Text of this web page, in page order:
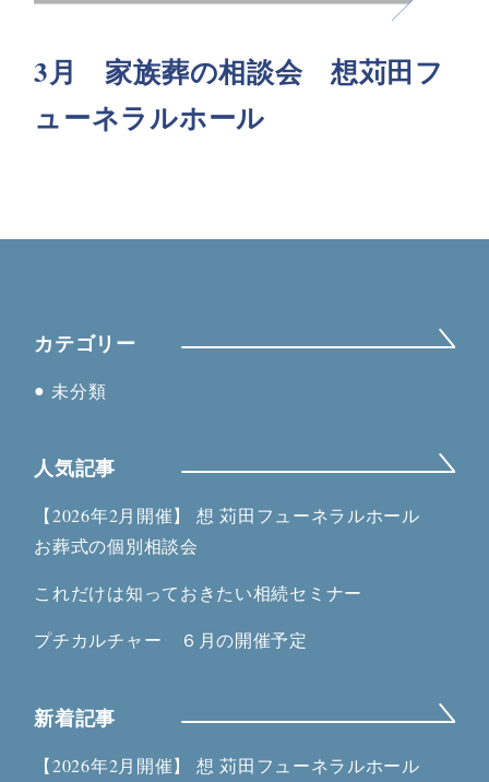
3月 家族葬の相談会 想苅田フ
ューネラルホール
カテゴリー
未分類
人気記事
【2026年2月開催】 想 苅田フューネラルホール
お葬式の個別相談会
これだけは知っておきたい相続セミナー
プチカルチャー ６月の開催予定
新着記事
【2026年2月開催】 想 苅田フューネラルホール